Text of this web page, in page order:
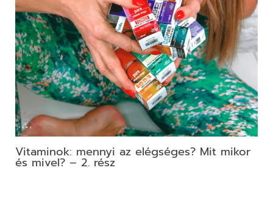
Vitaminok: mennyi az elégséges? Mit mikor
és mivel? – 2. rész